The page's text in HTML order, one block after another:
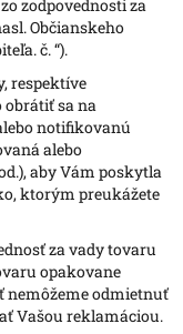
zodpovednosti za
Občianskeho
č. “).
respektíve
obrátiť sa na
notifikovanú
alebo
aby Vám poskytla
ktorým preukážete
za vady tovaru
opakovane
nemôžeme odmietnuť
Vašou reklamáciou.